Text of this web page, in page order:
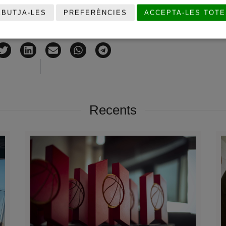
Recents
LES PREFERÈNCIES ACCEPTA-LES